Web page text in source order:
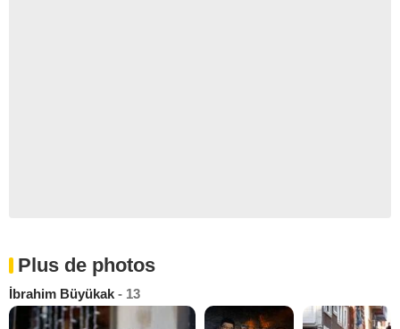
Plus de photos
İbrahim Büyükak - 13